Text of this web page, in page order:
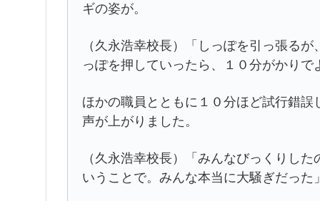
ギの姿が。
（久永浩幸校長）「しっぽを引っ張る
っぽを押していったら、１０分がかり
ほかの職員とともに１０分ほど試行錯
声が上がりました。
（久永浩幸校長）「みんなびっくりし
いうことで。みんな本当に大騒ぎだった